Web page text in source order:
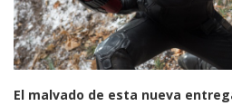
El malvado de esta nueva